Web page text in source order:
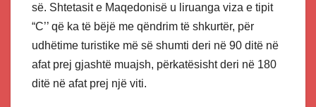
së. Shtetasit e Maqedonisë u liruanga viza e tipit
“C’’ që ka të bëjë me qëndrim të shkurtër, për
udhëtime turistike më së shumti deri në 90 ditë në
afat prej gjashtë muajsh, përkatësisht deri në 180
ditë në afat prej një viti.